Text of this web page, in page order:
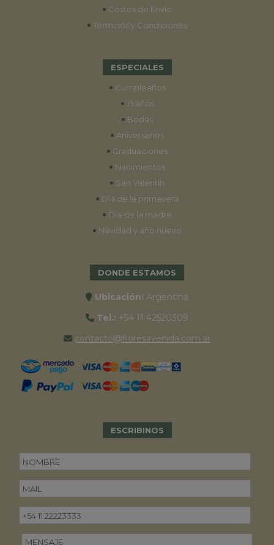
• Costos de Envío
• Términos y Condiciones
ESPECIALES
• Cumpleaños
• 15 años
• Bodas
• Aniversarios
• Graduaciones
• Nacimientos
• San Valentín
• Día de la primavera
• Día de la madre
• Navidad y año nuevo
DONDE ESTAMOS
Ubicación: Argentina
Tel.: +54 11 42520309
contacto@floresavenida.com.ar
ESCRIBINOS